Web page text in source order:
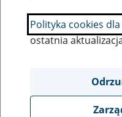
SZUKAJ
Ukryj wszystkie
Polityka cookies
ostatnia